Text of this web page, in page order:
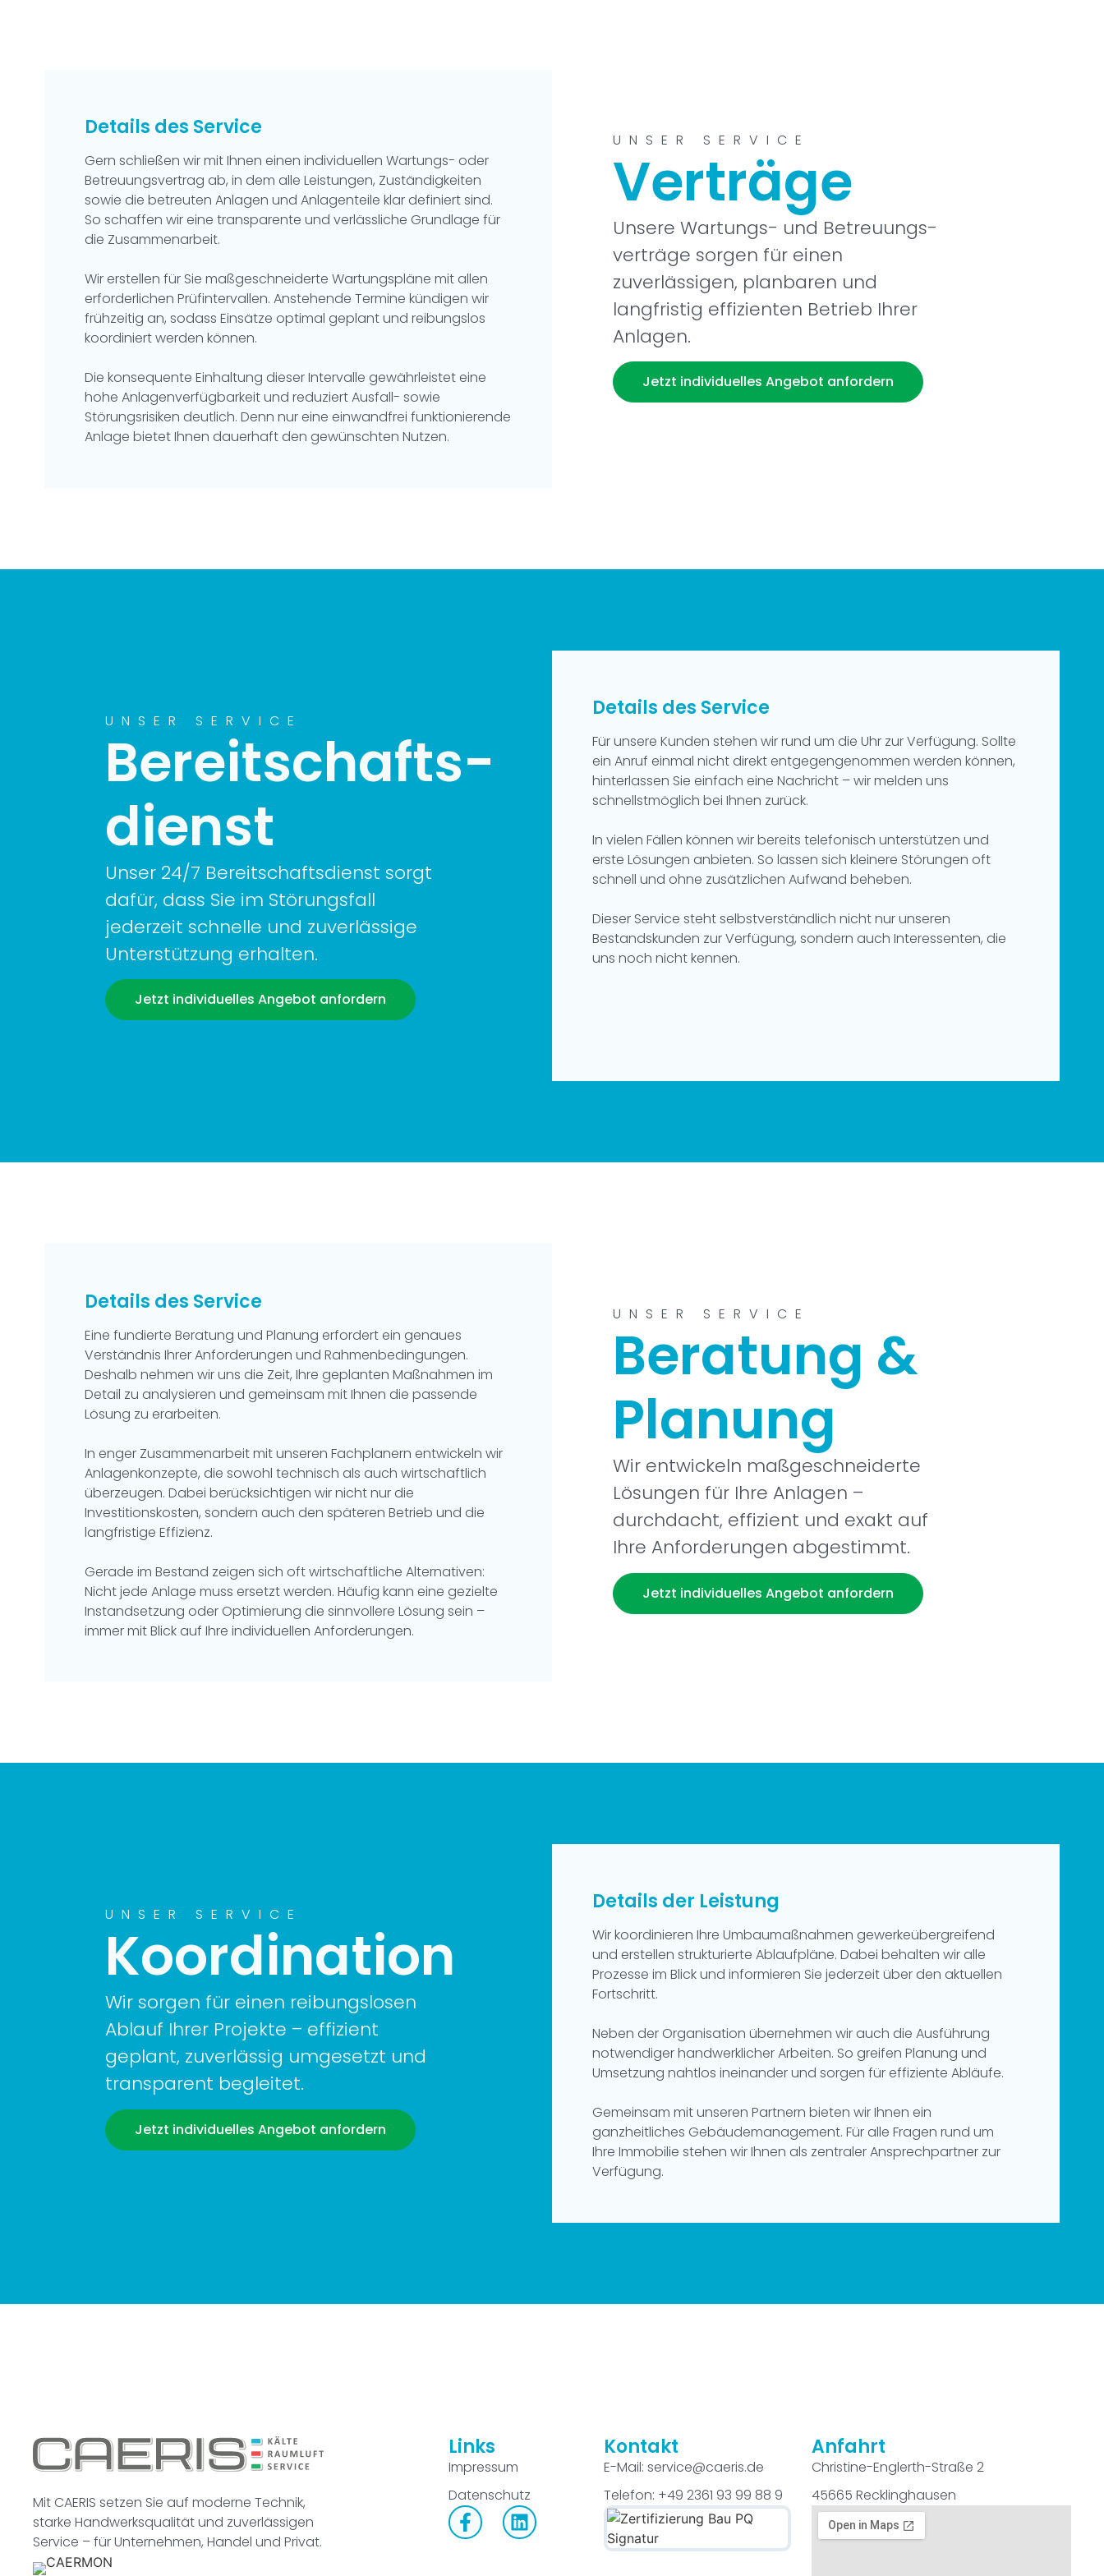
Details des Service
Gern schließen wir mit Ihnen einen individuellen Wartungs- oder
Betreuungsvertrag ab, in dem alle Leistungen, Zuständigkeiten
sowie die betreuten Anlagen und Anlagenteile klar definiert sind.
So schaffen wir eine transparente und verlässliche Grundlage für
die Zusammenarbeit.
Wir erstellen für Sie maßgeschneiderte Wartungspläne mit allen
erforderlichen Prüfintervallen. Anstehende Termine kündigen wir
frühzeitig an, sodass Einsätze optimal geplant und reibungslos
koordiniert werden können.
Die konsequente Einhaltung dieser Intervalle gewährleistet eine
hohe Anlagenverfügbarkeit und reduziert Ausfall- sowie
Störungsrisiken deutlich. Denn nur eine einwandfrei funktionierende
Anlage bietet Ihnen dauerhaft den gewünschten Nutzen.
UNSER SERVICE
Verträge
Unsere Wartungs- und Betreuungs­
verträge sorgen für einen
zuverlässigen, planbaren und
langfristig effizienten Betrieb Ihrer
Anlagen.
Jetzt individuelles Angebot anfordern
UNSER SERVICE
Bereitschafts­
dienst
Unser 24/7 Bereitschaftsdienst sorgt
dafür, dass Sie im Störungsfall
jederzeit schnelle und zuverlässige
Unterstützung erhalten.
Jetzt individuelles Angebot anfordern
Details des Service
Für unsere Kunden stehen wir rund um die Uhr zur Verfügung. Sollte
ein Anruf einmal nicht direkt entgegengenommen werden können,
hinterlassen Sie einfach eine Nachricht – wir melden uns
schnellstmöglich bei Ihnen zurück.
In vielen Fällen können wir bereits telefonisch unterstützen und
erste Lösungen anbieten. So lassen sich kleinere Störungen oft
schnell und ohne zusätzlichen Aufwand beheben.
Dieser Service steht selbstverständlich nicht nur unseren
Bestandskunden zur Verfügung, sondern auch Interessenten, die
uns noch nicht kennen.
Details des Service
Eine fundierte Beratung und Planung erfordert ein genaues
Verständnis Ihrer Anforderungen und Rahmenbedingungen.
Deshalb nehmen wir uns die Zeit, Ihre geplanten Maßnahmen im
Detail zu analysieren und gemeinsam mit Ihnen die passende
Lösung zu erarbeiten.
In enger Zusammenarbeit mit unseren Fachplanern entwickeln wir
Anlagenkonzepte, die sowohl technisch als auch wirtschaftlich
überzeugen. Dabei berücksichtigen wir nicht nur die
Investitionskosten, sondern auch den späteren Betrieb und die
langfristige Effizienz.
Gerade im Bestand zeigen sich oft wirtschaftliche Alternativen:
Nicht jede Anlage muss ersetzt werden. Häufig kann eine gezielte
Instandsetzung oder Optimierung die sinnvollere Lösung sein –
immer mit Blick auf Ihre individuellen Anforderungen.
UNSER SERVICE
Beratung &
Planung
Wir entwickeln maßgeschneiderte
Lösungen für Ihre Anlagen –
durchdacht, effizient und exakt auf
Ihre Anforderungen abgestimmt.
Jetzt individuelles Angebot anfordern
UNSER SERVICE
Koordination
Wir sorgen für einen reibungslosen
Ablauf Ihrer Projekte – effizient
geplant, zuverlässig umgesetzt und
transparent begleitet.
Jetzt individuelles Angebot anfordern
Details der Leistung
Wir koordinieren Ihre Umbaumaßnahmen gewerkeübergreifend
und erstellen strukturierte Ablaufpläne. Dabei behalten wir alle
Prozesse im Blick und informieren Sie jederzeit über den aktuellen
Fortschritt.
Neben der Organisation übernehmen wir auch die Ausführung
notwendiger handwerklicher Arbeiten. So greifen Planung und
Umsetzung nahtlos ineinander und sorgen für effiziente Abläufe.
Gemeinsam mit unseren Partnern bieten wir Ihnen ein
ganzheitliches Gebäudemanagement. Für alle Fragen rund um
Ihre Immobilie stehen wir Ihnen als zentraler Ansprechpartner zur
Verfügung.
Mit CAERIS setzen Sie auf moderne Technik,
starke Handwerksqualität und zuverlässigen
Service – für Unternehmen, Handel und Privat.
Links
Impressum
Datenschutz
Kontakt
E-Mail: service@caeris.de
Telefon: +49 2361 93 99 88 9
Anfahrt
Christine-Englerth-Straße 2
45665 Recklinghausen